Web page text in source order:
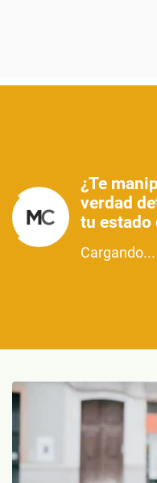
¿Te
verdad
tu estado
Cargando...